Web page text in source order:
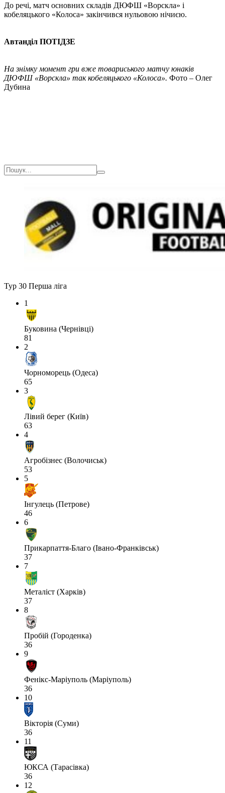
До речі, матч основних складів ДЮФШ «Ворскла» і
кобеляцького «Колоса» закінчився нульовою нічиєю.
Автанділ ПОТІДЗЕ
На знімку момент гри вже товариського матчу юнаків
ДЮФШ «Ворскла» так кобеляцького «Колоса». Фото – Олег
Дубина
Тур 30 Перша ліга
1
Буковина (Чернівці)
81
2
Чорноморець (Одеса)
65
3
Лівий берег (Київ)
63
4
Агробізнес (Волочиськ)
53
5
Інгулець (Петрове)
46
6
Прикарпаття-Благо (Івано-Франківськ)
37
7
Металіст (Харків)
37
8
Пробій (Городенка)
36
9
Фенікс-Маріуполь (Маріуполь)
36
10
Вікторія (Суми)
36
11
ЮКСА (Тарасівка)
36
12